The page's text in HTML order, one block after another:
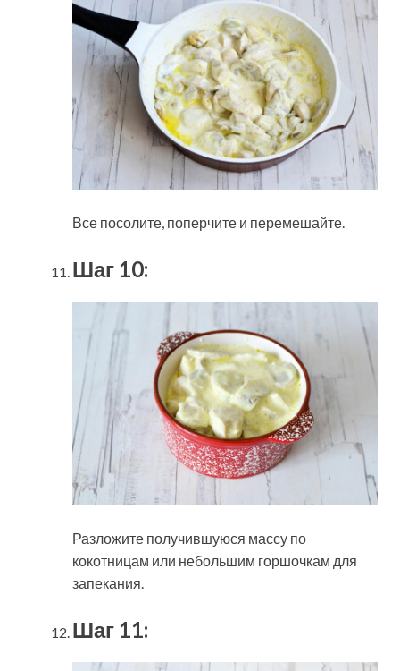
Все посолите, поперчите и перемешайте.
Шаг 10:
Разложите получившуюся массу по
кокотницам или небольшим горшочкам для
запекания.
Шаг 11: